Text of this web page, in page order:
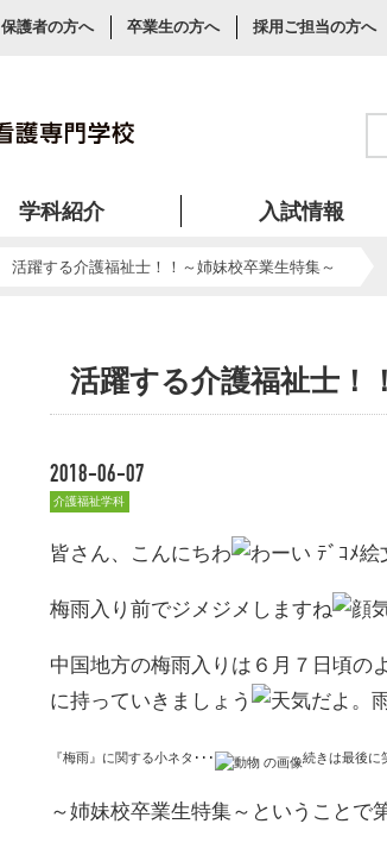
保護者の方へ 卒業生の方へ 採用ご担当の方へ
学科紹介 入試情報
活躍する介護福祉士！！～姉妹校卒業生特集～
活躍する介護福祉士！
2018-06-07
介護福祉学科
皆さん、こんにちわ
梅雨入り前でジメジメしますね
中国地方の梅雨入りは６月７日頃の
に持っていきましょう
『梅雨』に関する小ネタ･･･ 続きは最後に
～姉妹校卒業生特集～ということで